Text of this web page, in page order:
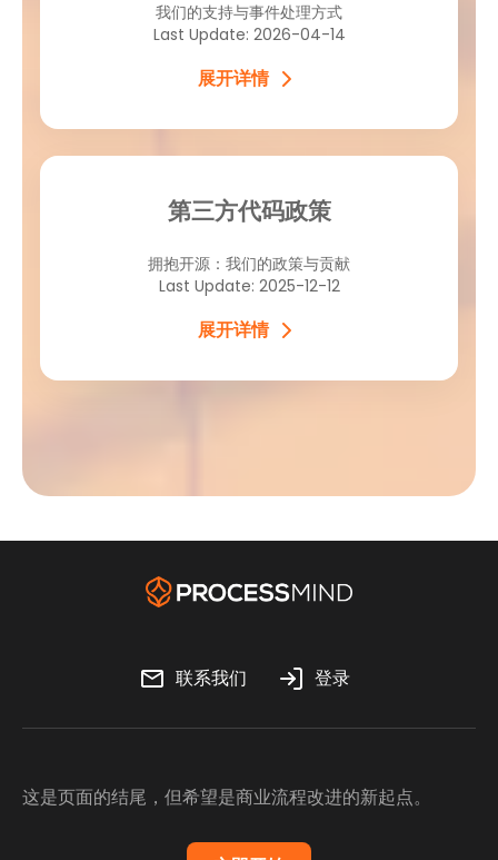
我们的支持与事件处理方式
Last Update: 2026-04-14
展开详情
第三方代码政策
拥抱开源：我们的政策与贡献
Last Update: 2025-12-12
展开详情
联系我们 登录
这是页面的结尾，但希望是商业流程改进的新起点。